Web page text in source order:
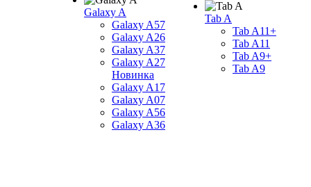
Galaxy A
Galaxy A57
Galaxy A26
Galaxy A37
Galaxy A27
Новинка
Galaxy A17
Galaxy A07
Galaxy A56
Galaxy A36
Tab A
Tab A11+
Tab A11
Tab A9+
Tab A9